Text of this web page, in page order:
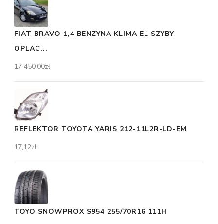
FIAT BRAVO 1,4 BENZYNA KLIMA EL SZYBY
OPLAC...
17 450,00zł
REFLEKTOR TOYOTA YARIS 212-11L2R-LD-EM
17,12zł
TOYO SNOWPROX S954 255/70R16 111H